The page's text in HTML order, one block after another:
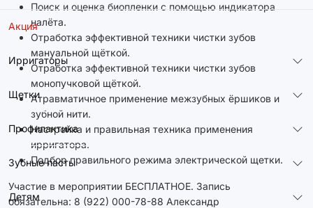
Акция
Ирригаторы
Щетки
Профилактика
Зубные пасты
Детям
Поиск и оценка биопленки с помощью индикатора
налёта.
Отработка эффективной техники чистки зубов
мануальной щёткой.
Отработка эффективной техники чистки зубов
монопучковой щёткой.
Атравматичное применение межзубных ёршиков и
зубной нити.
Настройка и правильная техника применения
ирригатора.
Подбор правильного режима электрической щетки.
Участие в мероприятии БЕСПЛАТНОЕ. Запись
обязательна: 8 (922) 000-78-88 Александр